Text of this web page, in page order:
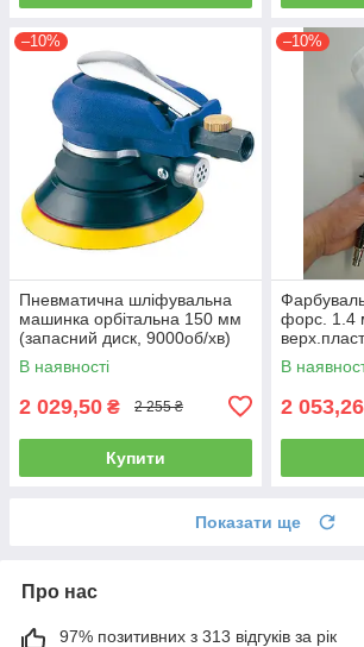
–10%
Пневматична шліфувальна
машинка орбітальна 150 мм
(запасний диск, 9000об/хв)
AIRKRAFT AT-980-6V
В наявності
2 029,50 ₴ 2 255 ₴
Купити
–10%
форс. 1.4
AUARITA
В
2 053,26
Показати ще
Про нас
97% позитивних з 313 відгуків за рік